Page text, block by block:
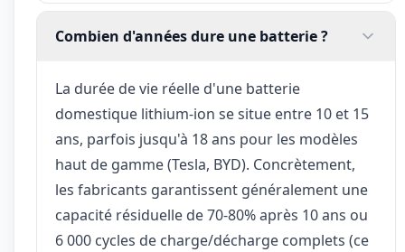
Combien d'années dure une batterie ?
La durée de vie réelle d'une batterie
domestique lithium-ion se situe entre 10 et 15
ans, parfois jusqu'à 18 ans pour les modèles
haut de gamme (Tesla, BYD). Concrètement,
les fabricants garantissent généralement une
capacité résiduelle de 70-80% après 10 ans ou
6 000 cycles de charge/décharge complets (ce